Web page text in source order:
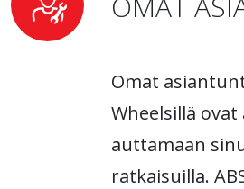
Omat
Wheelsillä
auttamaan
ratkaisuilla.